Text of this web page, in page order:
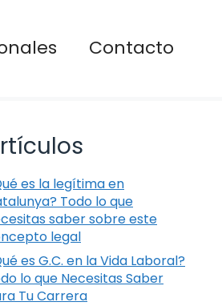
Contacto
es la legítima en
Todo lo que
saber sobre este
legal
es G.C. en la Vida Laboral?
lo que Necesitas Saber
Tu Carrera